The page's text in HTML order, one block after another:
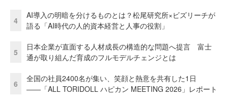
4
AI導入の明暗を分けるものとは？松尾研究所×ビズリーチが
語る「AI時代の人的資本経営と人事の役割」
5
日本企業が直面する人材成長の構造的な問題へ提言 富士
通が取り組んだ育成のフルモデルチェンジとは
6
全国の社員2400名が集い、笑顔と熱意を共有した1日
――「ALL TORIDOLL ハピカン MEETING 2026」レポート